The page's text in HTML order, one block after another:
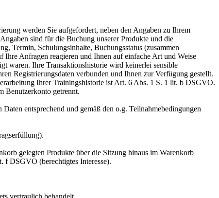
werden Sie aufgefordert, neben den Angaben zu Ihrem
sind für die Buchung unserer Produkte und die
Termin, Schulungsinhalte, Buchungsstatus (zusammen
Anfragen reagieren und Ihnen auf einfache Art und Weise
waren. Ihre Transaktionshistorie wird keinerlei sensible
Registrierungsdaten verbunden und Ihnen zur Verfügung gestellt.
Ihrer Trainingshistorie ist Art. 6 Abs. 1 S. 1 lit. b DSGVO.
Benutzerkonto getrennt.
entsprechend und gemäß den o.g. Teilnahmebedingungen
gelegten Produkte über die Sitzung hinaus im Warenkorb
f DSGVO (berechtigtes Interesse).